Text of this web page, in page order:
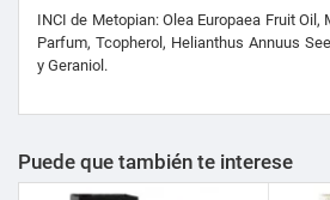
INCI de Metopian: Olea Europaea Fruit Oil,
Parfum, Tcopherol, Helianthus Annuus
y Geraniol.
Puede que también te interese